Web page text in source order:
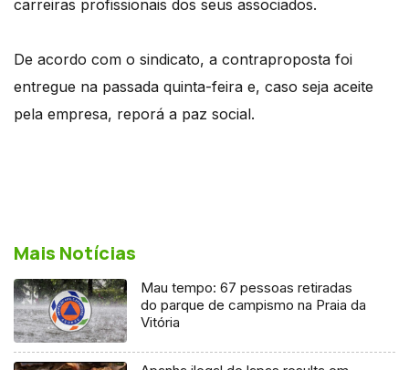
carreiras profissionais dos seus associados.
De acordo com o sindicato, a contraproposta foi
entregue na passada quinta-feira e, caso seja aceite
pela empresa, reporá a paz social.
Mais Notícias
Mau tempo: 67 pessoas retiradas
do parque de campismo na Praia da
Vitória